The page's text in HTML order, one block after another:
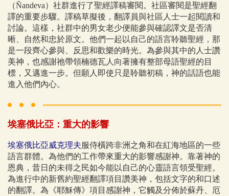
（Ñandeva）社群進行了聖經譯稿審閱。社區審閱是聖經翻
譯的重要步驟。譯稿草擬後，翻譯員與社區人士一起閱讀和
討論。這樣，社群中的男女老少便能參與確認譯文是否清
晰、自然和忠於原文。他們一起以自己的語言聆聽聖經，那
是一段齊心參與、反思和歡樂的時光。為參與其中的人士讚
美神，也感謝祂帶領楠德瓦人向著擁有整部母語聖經的目
標，又邁進一步。但願人即使只是聆聽初稿，神的話語也能
進入他們內心。
埃塞俄比亞：重大的影響
埃塞俄比亞威克理夫服侍橫跨非洲之角和在紅海地區的一些
語言群體。為他們的工作帶來重大的影響感謝神。靠著神的
恩典，昔日的未得之民如今能以自己的心靈語言領受聖經。
為進行中的新舊約聖經翻譯項目讚美神，包括文字的和口述
的翻譯。為《耶穌傳》項目感謝神，它觸及分佈於蘇丹、厄